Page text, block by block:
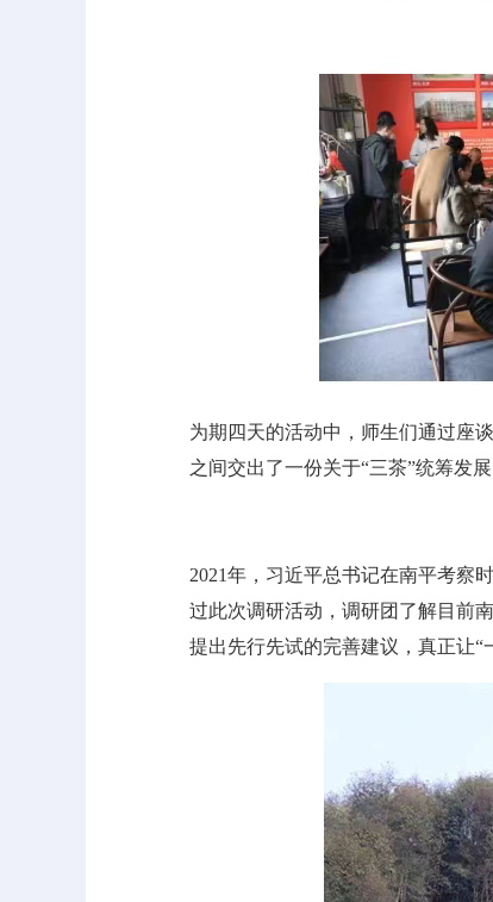
为期四天的活动中，师生们通过座
之间交出了一份关于“三茶”统筹发展
2021年，习近平总书记在南平考察
过此次调研活动，调研团了解目前
提出先行先试的完善建议，真正让“